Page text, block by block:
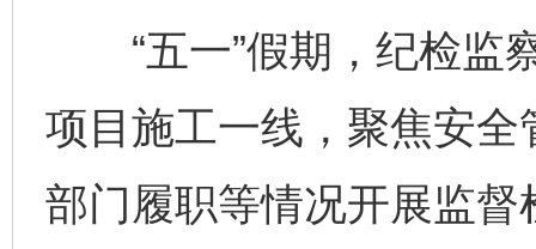
“五一”假期，纪检监
项目施工一线，聚焦安
部门履职等情况开展监